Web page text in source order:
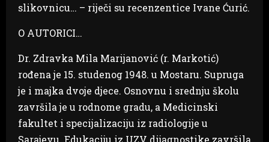
slikovnicu… – riječi su recenzentice Ivane Ćurić.
O AUTORICI…
Dr. Zdravka Mila Marijanović (r. Markotić)
rođena je 15. studenog 1948. u Mostaru. Supruga
je i majka dvoje djece. Osnovnu i srednju školu
završila je u rodnome gradu, a Medicinski
fakultet i specijalizaciju iz radiologije u
Sarajevu. Edukaciju iz UZV dijagnostike završila